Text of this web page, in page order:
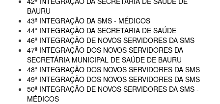
BAURU
43ª INTEGRAÇÃO DA SMS - MÉDICOS
44ª INTEGRAÇÃO DA SECRETARIA DE SAÚDE
46ª INTEGRAÇÃO DE NOVOS SERVIDORES DA SMS
47ª INTEGRAÇÃO DOS NOVOS SERVIDORES DA
SECRETÁRIA MUNICIPAL DE SAÚDE DE BAURU
48ª INTEGRAÇÃO DOS NOVOS SERVIDORES DA SMS
49ª INTEGRAÇÃO DOS NOVOS SERVIDORES DA SMS
50ª INTEGRAÇÃO DE NOVOS SERVIDORES DA SMS -
MÉDICOS